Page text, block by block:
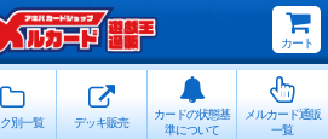
カート
別一覧 デッキ販売
カードの状態基
準について
メルカード通販
一覧